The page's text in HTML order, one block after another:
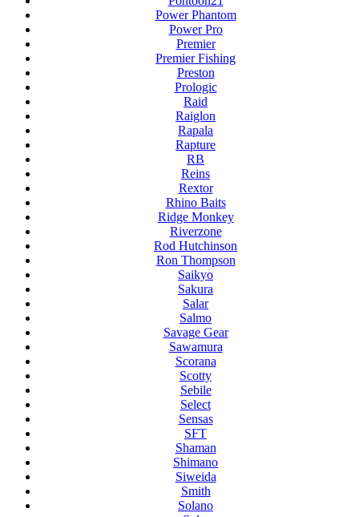
Power Phantom
Power Pro
Premier
Premier Fishing
Preston
Prologic
Raid
Raiglon
Rapala
Rapture
RB
Reins
Rextor
Rhino Baits
Ridge Monkey
Riverzone
Rod Hutchinson
Ron Thompson
Saikyo
Sakura
Salar
Salmo
Savage Gear
Sawamura
Scorana
Scotty
Sebile
Select
Sensas
SFT
Shaman
Shimano
Siweida
Smith
Solano